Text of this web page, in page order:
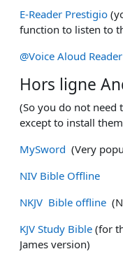
E-Reader Prestigio
function to listen to
@Voice Aloud Reader
Hors ligne
(So you do not need
except to install
MySword (Very
NIV Bible Offline
NKJV Bible offline
KJV Study Bible (for
James version)